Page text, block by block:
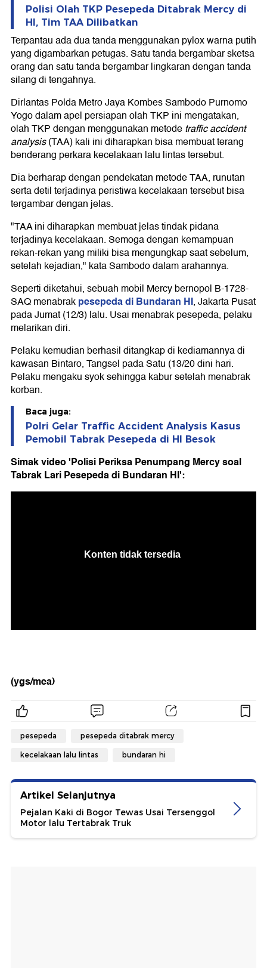
Polisi Olah TKP Pesepeda Ditabrak Mercy di
HI, Tim TAA Dilibatkan
Terpantau ada dua tanda menggunakan pylox warna putih
yang digambarkan petugas. Satu tanda bergambar sketsa
orang dan satu tanda bergambar lingkaran dengan tanda
silang di tengahnya.
Dirlantas Polda Metro Jaya Kombes Sambodo Purnomo
Yogo dalam apel persiapan olah TKP ini mengatakan,
olah TKP dengan menggunakan metodetraffic accident
analysis(TAA) kali ini diharapkan bisa membuat terang
benderang perkara kecelakaan lalu lintas tersebut.
Dia berharap dengan pendekatan metode TAA, runutan
serta detil terjadinya peristiwa kecelakaan tersebut bisa
tergambar dengan jelas.
"TAA ini diharapkan membuat jelas tindak pidana
terjadinya kecelakaan. Semoga dengan kemampuan
rekan-rekan yang miliki bisa mengungkap saat sebelum,
setelah kejadian," kata Sambodo dalam arahannya.
Seperti diketahui, sebuah mobil Mercy bernopol B-1728-
SAQ menabrakpesepeda di Bundaran HI, Jakarta Pusat
pada Jumat (12/3) lalu. Usai menabrak pesepeda, pelaku
melarikan diri.
Pelaku kemudian berhasil ditangkap di kediamannya di
kawasan Bintaro, Tangsel pada Satu (13/20 dini hari.
Pelaku mengaku syok sehingga kabur setelah menabrak
korban.
Baca juga:
Polri Gelar Traffic Accident Analysis Kasus
Pemobil Tabrak Pesepeda di HI Besok
Simak video 'Polisi Periksa Penumpang Mercy soal
Tabrak Lari Pesepeda di Bundaran HI':
(ygs/mea)
pesepeda pesepeda ditabrak mercy
kecelakaan lalu lintas bundaran hi
Artikel Selanjutnya
Pejalan Kaki di Bogor Tewas Usai Tersenggol
Motor lalu Tertabrak Truk